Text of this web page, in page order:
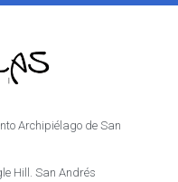
Archipiélago de San
Hill. San Andrés